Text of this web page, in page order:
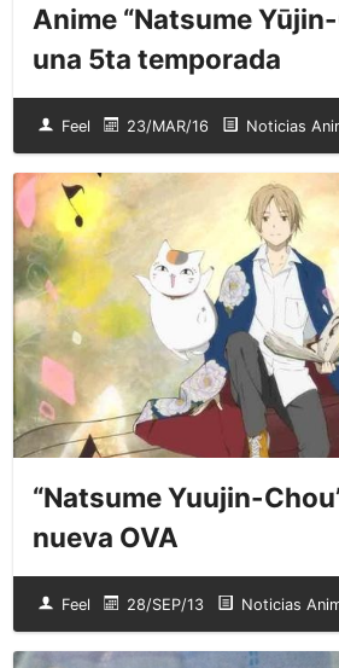
Anime “Natsume
una 5ta temporada
Feel 23/MAR/16 Noticias
“Natsume Yuujin-
nueva OVA
Feel 28/SEP/13 Noticias